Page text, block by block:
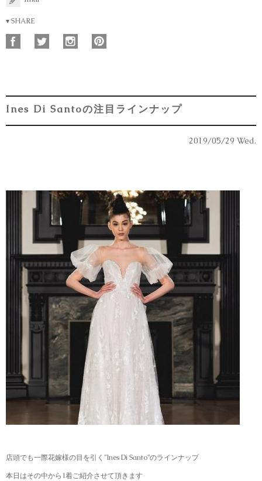
▾ SHARE
Ines Di Santoの注目ラインナップ
2019/05/29 Wed.
店頭でも一際花嫁様の目を引く”Ines Di Santo”のラインナップ
本日はその中から1着ご紹介させて頂きます